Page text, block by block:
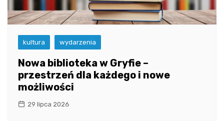
kultura wydarzenia
Nowa biblioteka w Gryfie –
przestrzeń dla każdego i nowe
możliwości
29 lipca 2026